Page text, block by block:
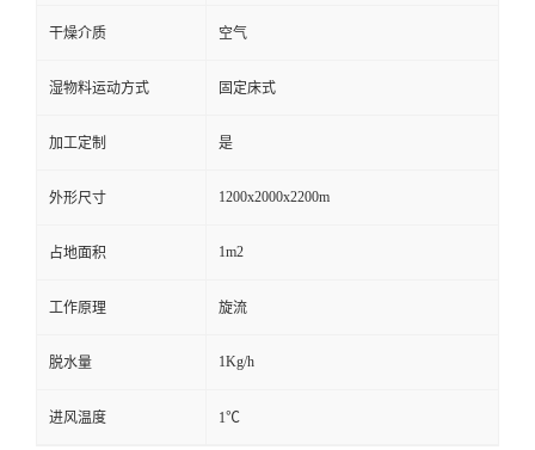
干燥介质 空气
湿物料运动方式 固定床式
加工定制 是
外形尺寸 1200x2000x2200m
占地面积 1m2
工作原理 旋流
脱水量 1Kg/h
进风温度 1℃